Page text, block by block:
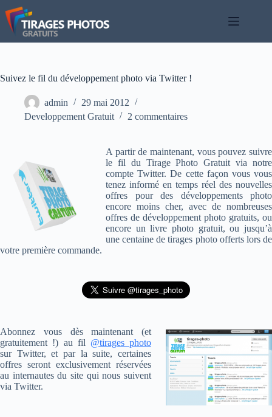
Passer
au
contenu
Suivez le fil du développement photo via Twitter !
admin
29 mai 2012
Developpement Gratuit
2 commentaires
A partir de maintenant, vous pouvez suivre
le fil du Tirage Photo Gratuit via notre
compte Twitter. De cette façon vous vous
tenez informé en temps réel des nouvelles
offres pour des développements photo
encore moins cher, avec de nombreuses
offres de développement photo gratuits, ou
encore un livre photo gratuit, ou jusqu’à
une centaine de tirages photo offerts lors de
votre première commande.
Abonnez vous dès maintenant (et
gratuitement !) au fil @tirages_photo
sur Twitter, et par la suite, certaines
offres seront exclusivement réservées
au internautes du site qui nous suivent
via Twitter.